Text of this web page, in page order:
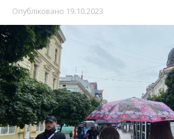
Опубліковано 19.10.2023